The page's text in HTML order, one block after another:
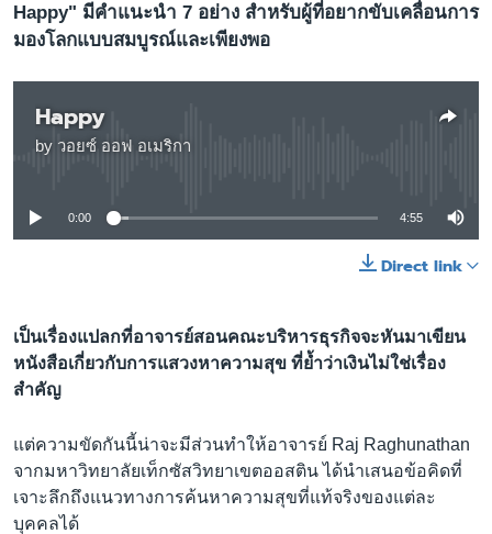
เลือกภาษา
Happy" มีคำแนะนำ 7 อย่าง สำหรับผู้ที่อยากขับเคลื่อนการ
มองโลกแบบสมบูรณ์และเพียงพอ
Happy
by วอยซ์ ออฟ อเมริกา
No media source currently available
0:00 4:55
Direct link
เป็นเรื่องแปลกที่อาจารย์สอนคณะบริหารธุรกิจจะหันมาเขียน
หนังสือเกี่ยวกับการแสวงหาความสุข ที่ย้ำว่าเงินไม่ใช่เรื่อง
สำคัญ
แต่ความขัดกันนี้น่าจะมีส่วนทำให้อาจารย์ Raj Raghunathan
จากมหาวิทยาลัยเท็กซัสวิทยาเขตออสติน ได้นำเสนอข้อคิดที่
เจาะลึกถึงแนวทางการค้นหาความสุขที่แท้จริงของแต่ละ
บุคคลได้